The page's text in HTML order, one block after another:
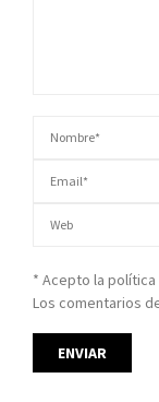
* Acepto la
Los comentarios